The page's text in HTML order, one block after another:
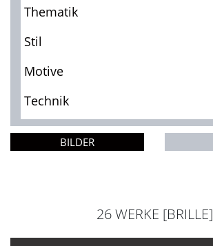
Thematik
Stil
Motive
Technik
BILDER
26 WERKE [BRILLE]